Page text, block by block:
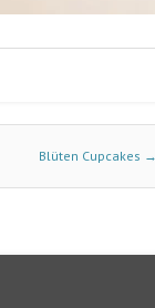
Blüten Cupcakes →